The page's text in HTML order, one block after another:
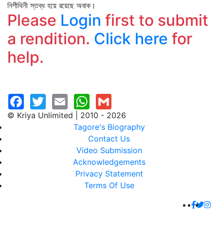
নিশীথিনী স্তব্ধ হয়ে রয়েছে অবাক।
Please Login first to submit
a rendition. Click here for
help.
© Kriya Unlimited | 2010 - 2026
Tagore's Biography
Contact Us
Video Submission
Acknowledgements
Privacy Statement
Terms Of Use